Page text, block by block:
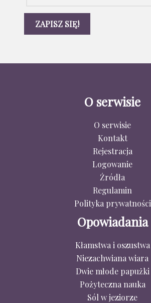
O serwisie
O serwisie
Kontakt
Rejestracja
Logowanie
Źródła
Regulamin
Polityka prywatności
Opowiadania
Kłamstwa i oszustwa
Niezachwiana wiara
Dwie młode papużki
Pożyteczna nauka
Sól w jeziorze